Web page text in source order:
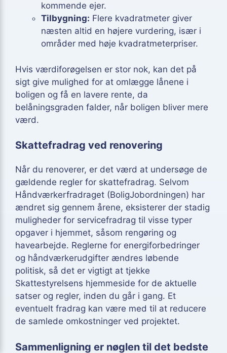
kommende ejer.
Tilbygning: Flere kvadratmeter giver
næsten altid en højere vurdering, især i
områder med høje kvadratmeterpriser.
Hvis værdiforøgelsen er stor nok, kan det på
sigt give mulighed for at omlægge lånene i
boligen og få en lavere rente, da
belåningsgraden falder, når boligen bliver mere
værd.
Skattefradrag ved renovering
Når du renoverer, er det værd at undersøge de
gældende regler for skattefradrag. Selvom
Håndværkerfradraget (BoligJobordningen) har
ændret sig gennem årene, eksisterer der stadig
muligheder for servicefradrag til visse typer
opgaver i hjemmet, såsom rengøring og
havearbejde. Reglerne for energiforbedringer
og håndværkerudgifter ændres løbende
politisk, så det er vigtigt at tjekke
Skattestyrelsens hjemmeside for de aktuelle
satser og regler, inden du går i gang. Et
eventuelt fradrag kan være med til at reducere
de samlede omkostninger ved projektet.
Sammenligning er nøglen til det bedste